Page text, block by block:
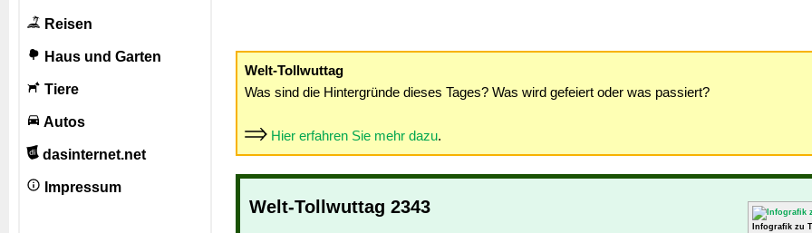
Reisen
Haus und Garten
Tiere
Autos
dasinternet.net
Impressum
Welt-Tollwuttag
Was sind die Hintergründe dieses Tages? Was wird gefeiert oder was passiert?
Hier erfahren Sie mehr dazu.
Infografik zu
Welt-Tollwuttag 2343